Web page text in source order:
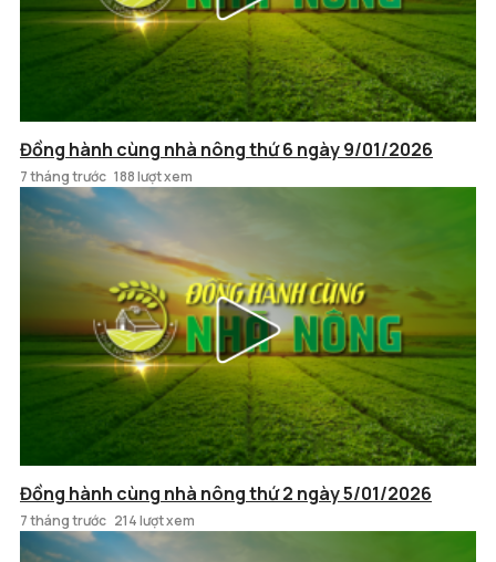
Đồng hành cùng nhà nông thứ 6 ngày 9/01/2026
7 tháng trước 188 lượt xem
Đồng hành cùng nhà nông thứ 2 ngày 5/01/2026
7 tháng trước 214 lượt xem